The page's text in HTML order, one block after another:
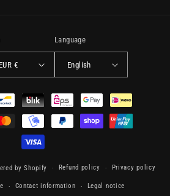
Germany | EUR €
Language
English
by Shopify Refund policy Privacy policy
Contact information Legal notice